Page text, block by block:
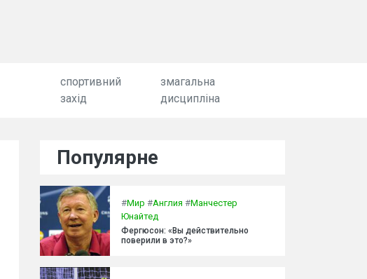
спортивний
захід
змагальна
дисципліна
Популярне
#Мир #Англия #Манчестер
Юнайтед
Фергюсон: «Вы действительно
поверили в это?»